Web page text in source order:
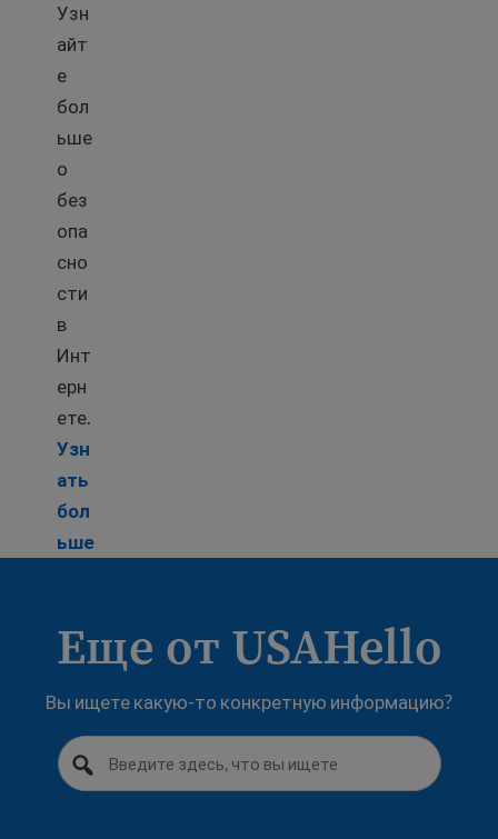
Узн
айт
е
бол
ьше
о
без
опа
сно
сти
в
Инт
ерн
ете.
Узн
ать
бол
ьшеLearn more about Basic computer skills &
Еще от USAHello
Вы ищете какую-то конкретную информацию?